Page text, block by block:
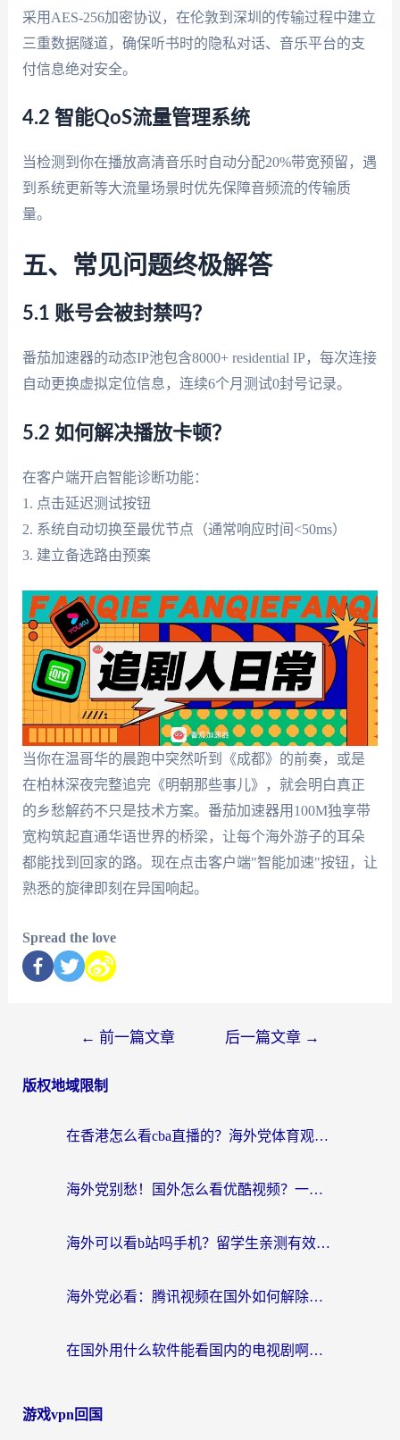
采用AES-256加密协议，在伦敦到深圳的传输过程中建立
三重数据隧道，确保听书时的隐私对话、音乐平台的支
付信息绝对安全。
4.2 智能QoS流量管理系统
当检测到你在播放高清音乐时自动分配20%带宽预留，遇
到系统更新等大流量场景时优先保障音频流的传输质
量。
五、常见问题终极解答
5.1 账号会被封禁吗？
番茄加速器的动态IP池包含8000+ residential IP，每次连接
自动更换虚拟定位信息，连续6个月测试0封号记录。
5.2 如何解决播放卡顿？
在客户端开启智能诊断功能：
1. 点击延迟测试按钮
2. 系统自动切换至最优节点（通常响应时间<50ms）
3. 建立备选路由预案
当你在温哥华的晨跑中突然听到《成都》的前奏，或是
在柏林深夜完整追完《明朝那些事儿》，就会明白真正
的乡愁解药不只是技术方案。番茄加速器用100M独享带
宽构筑起直通华语世界的桥梁，让每个海外游子的耳朵
都能找到回家的路。现在点击客户端"智能加速"按钮，让
熟悉的旋律即刻在异国响起。
Spread the love
← 前一篇文章 后一篇文章 →
版权地域限制
在香港怎么看cba直播的？海外党体育观赛终极指南：告别版权限制，畅享中文解说
海外党别愁！国外怎么看优酷视频？一招解决追剧、看直播难题
海外可以看b站吗手机？留学生亲测有效的回国加速指南
海外党必看：腾讯视频在国外如何解除地域限制？附优酷咪咕使用指南
在国外用什么软件能看国内的电视剧啊？留学生亲测有效的回国加速方案
游戏vpn回国